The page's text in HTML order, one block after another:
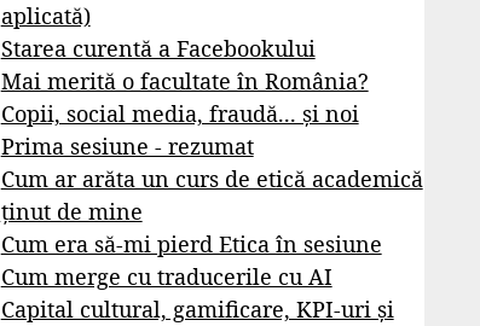
aplicată)
Starea curentă a Facebookului
Mai merită o facultate în România?
Copii, social media, fraudă... și noi
Prima sesiune - rezumat
Cum ar arăta un curs de etică academică
ținut de mine
Cum era să-mi pierd Etica în sesiune
Cum merge cu traducerile cu AI
Capital cultural, gamificare, KPI-uri și